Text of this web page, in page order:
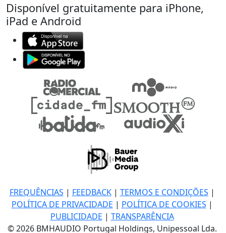
Disponível gratuitamente para iPhone,
iPad e Android
FREQUÊNCIAS | FEEDBACK| TERMOS E CONDIÇÕES |
POLÍTICA DE PRIVACIDADE | POLÍTICA DE COOKIES |
PUBLICIDADE | TRANSPARÊNCIA
© 2026 BMHAUDIO Portugal Holdings, Unipessoal Lda.